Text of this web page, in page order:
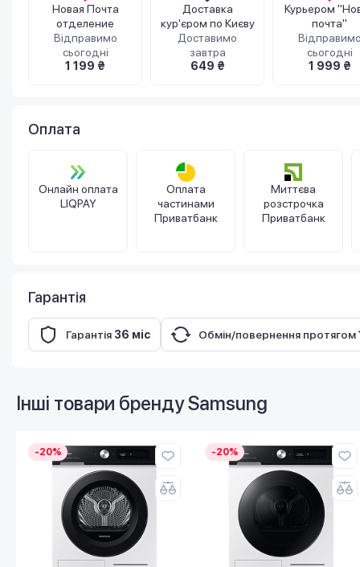
Новая Почта
отделение
Відправимо
сьогодні
1 199 ₴
Доставка
кур'єром по Києву
Доставимо
завтра
649 ₴
Курьером
почта"
Відправимо
сьогодні
1 999 ₴
Оплата
Онлайн оплата
LIQPAY
Оплата
частинами
Приватбанк
Миттєва
розстрочка
Приватбанк
Гарантія
Гарантія 36 міс Обмін/повернення протягом
Інші товари брендуSamsung
-20% -20%